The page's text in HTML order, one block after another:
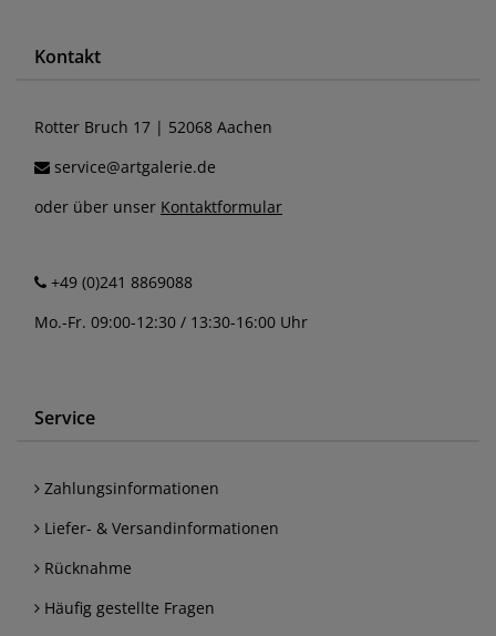
Kontakt
Rotter Bruch 17 | 52068 Aachen
service@artgalerie.de
oder über unser Kontaktformular
+49 (0)241 8869088
Mo.-Fr. 09:00-12:30 / 13:30-16:00 Uhr
Service
Zahlungsinformationen
Liefer- & Versandinformationen
Rücknahme
Häufig gestellte Fragen